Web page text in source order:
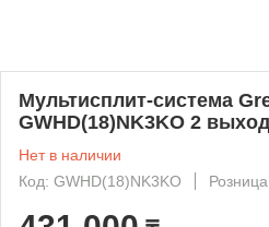
Мультисплит-система
GWHD(18)NK3KO 2
Нет в наличии
Код: GWHD(18)NK3KO
Розница